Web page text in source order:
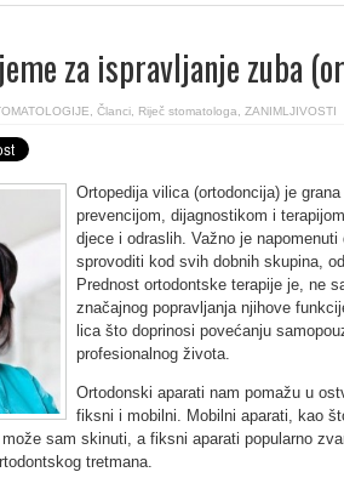
za ispravljanje zuba
Članci Riječ stomatologa ZANIMLJIVOSTI
Ortopedija vilica (ortodoncija) je
prevencijom, dijagnostikom i
djece i odraslih. Važno je
sprovoditi kod svih dobnih skupina,
Prednost ortodontske terapije je, ne
značajnog popravljanja njihove
lica što doprinosi povećanju
profesionalnog života.
Ortodonski aparati nam pomažu u
fiksni i mobilni. Mobilni aparati, kao
sam skinuti, a fiksni aparati popularno
tretmana.